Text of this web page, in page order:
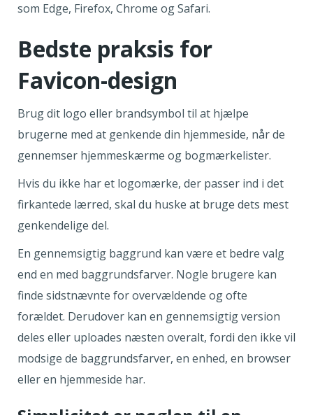
som Edge, Firefox, Chrome og Safari.
Bedste praksis for
Favicon-design
Brug dit logo eller brandsymbol til at hjælpe
brugerne med at genkende din hjemmeside, når de
gennemser hjemmeskærme og bogmærkelister.
Hvis du ikke har et logomærke, der passer ind i det
firkantede lærred, skal du huske at bruge dets mest
genkendelige del.
En gennemsigtig baggrund kan være et bedre valg
end en med baggrundsfarver. Nogle brugere kan
finde sidstnævnte for overvældende og ofte
forældet. Derudover kan en gennemsigtig version
deles eller uploades næsten overalt, fordi den ikke vil
modsige de baggrundsfarver, en enhed, en browser
eller en hjemmeside har.